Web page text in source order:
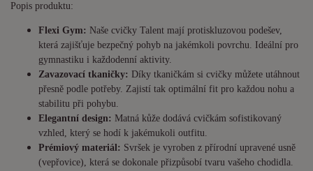
Popis produktu:
Flexi Gym: Naše cvičky Talent mají protiskluzovou podešev,
která zajišťuje bezpečný pohyb na jakémkoli povrchu. Ideální pro
gymnastiku i každodenní aktivity.
Zavazovací tkaničky: Díky tkaničkám si cvičky můžete utáhnout
přesně podle potřeby. Zajistí tak optimální fit pro každou nohu a
stabilitu při pohybu.
Elegantní design: Matná kůže dodává cvičkám sofistikovaný
vzhled, který se hodí k jakémukoli outfitu.
Prémiový materiál: Svršek je vyroben z přírodní upravené usně
(vepřovice), která se dokonale přizpůsobí tvaru vašeho chodidla.